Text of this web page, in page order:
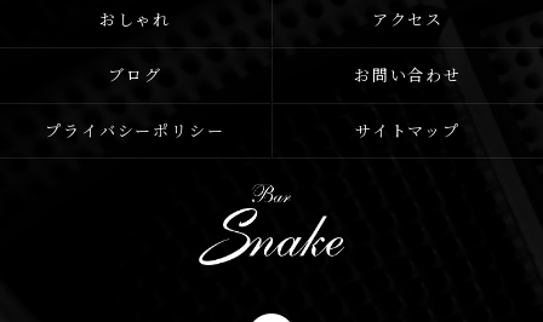
おしゃれ アクセス
ブログ お問い合わせ
プライバシーポリシー サイトマップ